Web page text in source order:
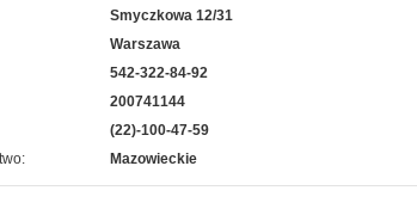
Smyczkowa 12/31
Warszawa
542-322-84-92
200741144
(22)-100-47-59
Mazowieckie